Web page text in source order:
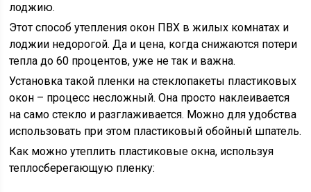
лоджию.
Этот способ утепления окон ПВХ в жилых комнатах и
лоджии недорогой. Да и цена, когда снижаются потери
тепла до 60 процентов, уже не так и важна.
Установка такой пленки на стеклопакеты пластиковых
окон – процесс несложный. Она просто наклеивается
на само стекло и разглаживается. Можно для удобства
использовать при этом пластиковый обойный шпатель.
Как можно утеплить пластиковые окна, используя
теплосберегающую пленку: